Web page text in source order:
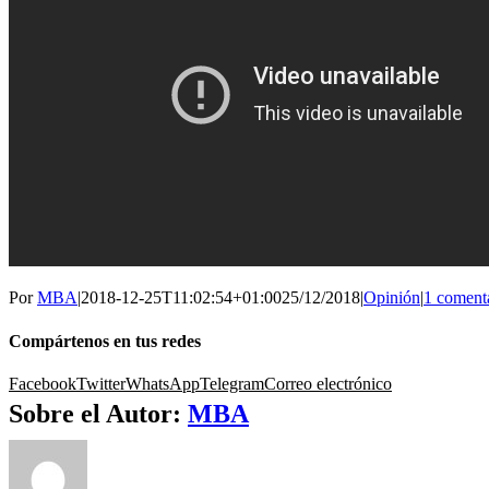
PorMBA|2018-12-25T11:02:54+01:0025/12/2018|Opinión|1
Compártenos en tus redes
FacebookTwitterWhatsAppTelegramCorreo electrónico
Sobre el Autor: MBA